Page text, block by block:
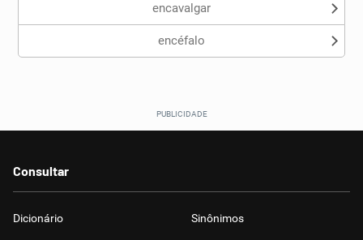
Sinônimos
encavalgar
encéfalo
Consultar
Dicionário Sinônimos